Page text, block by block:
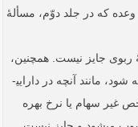
که در جلد دوّم، مسألۀ
ربوی جایز نیست. همچنین،
مانند آنچه در دارایی­
آتی شاخص سهام[4] یا شاخص غیر سهام یا نرخ بهره